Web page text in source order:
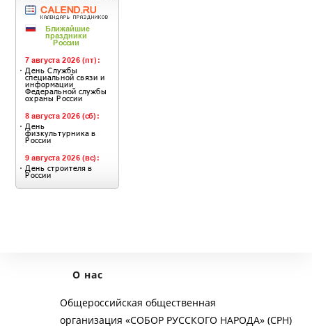
О нас
Общероссийская общественная
организация «СОБОР РУССКОГО НАРОДА» (СРН)